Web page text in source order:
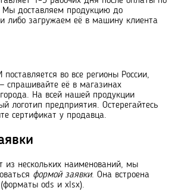
Мы доставляем продукцию до
либо загружаем её в машину клиента
во все регионы России,
спрашивайте её в магазинах
На всей нашей продукции
логотип предприятия. Остерегайтесь
сертификат у продавца.
из нескольких наименований, мы
формой заявки. Она встроена
(форматы ods и xlsx).